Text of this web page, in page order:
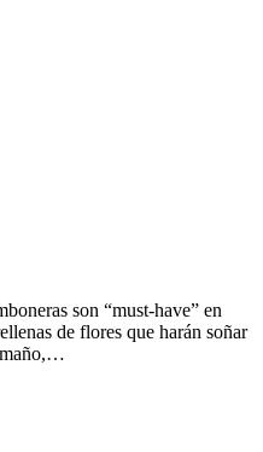
son “must-have” en
de flores que harán soñar